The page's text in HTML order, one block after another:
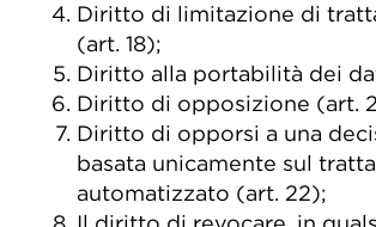
Diritto di limitazione di
(art. 18);
Diritto alla portabilità dei
Diritto di opposizione (art.
Diritto di opporsi a una
basata unicamente sul
automatizzato (art. 22);